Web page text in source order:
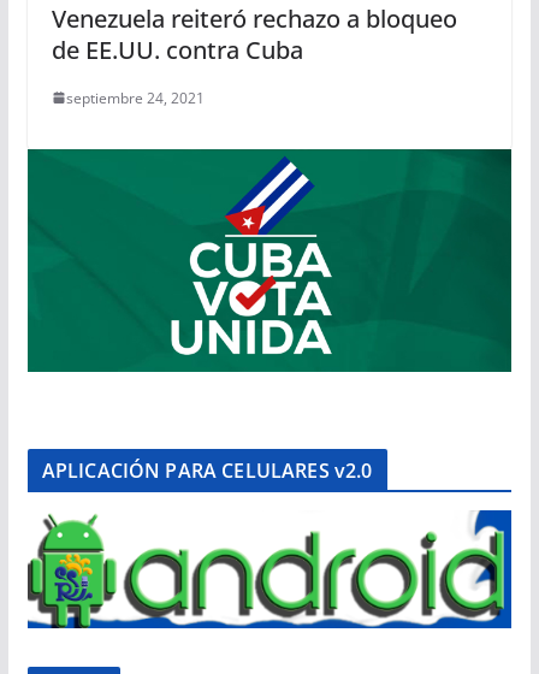
Venezuela reiteró rechazo a bloqueo
de EE.UU. contra Cuba
septiembre 24, 2021
APLICACIÓN PARA CELULARES v2.0